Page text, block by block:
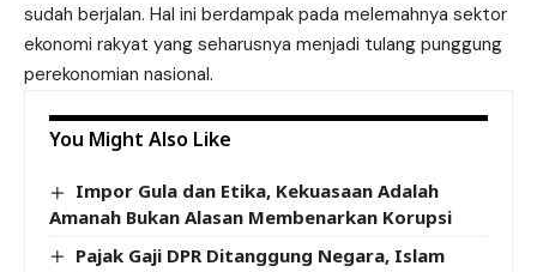
sudah berjalan. Hal ini berdampak pada melemahnya sektor
ekonomi rakyat yang seharusnya menjadi tulang punggung
perekonomian nasional.
You Might Also Like
Impor Gula dan Etika, Kekuasaan Adalah
Amanah Bukan Alasan Membenarkan Korupsi
Pajak Gaji DPR Ditanggung Negara, Islam